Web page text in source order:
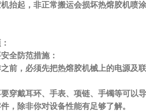
抬起，非正常搬运会损坏热熔胶机喷涂
全防范措施：
前，必须先把热熔胶机械上的电源及
要穿戴耳环、手表、项链、手镯等
，除非你对设备性能有足够了解。